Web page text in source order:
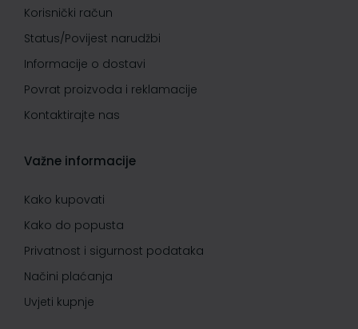
Korisnički račun
Status/Povijest narudžbi
Informacije o dostavi
Povrat proizvoda i reklamacije
Kontaktirajte nas
Važne informacije
Kako kupovati
Kako do popusta
Privatnost i sigurnost podataka
Načini plaćanja
Uvjeti kupnje